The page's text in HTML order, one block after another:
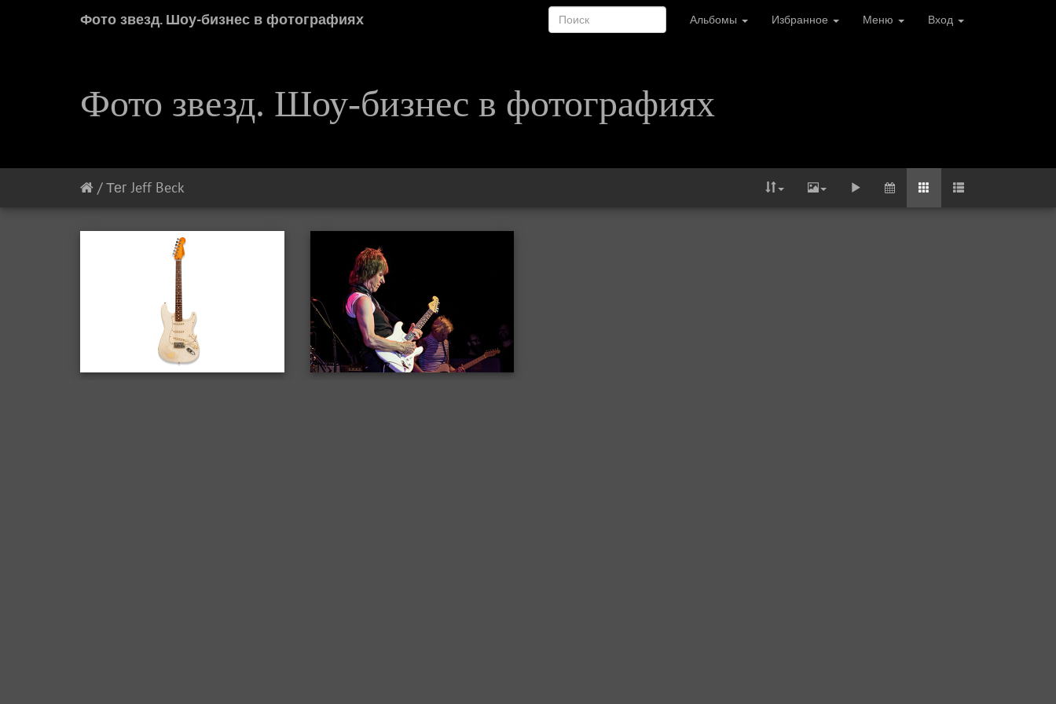
Фото звезд. Шоу-бизнес в фотографиях Альбомы Избранное Меню Вход
Фото звезд. Шоу-бизнес в фотографиях
/Тег Jeff Beck